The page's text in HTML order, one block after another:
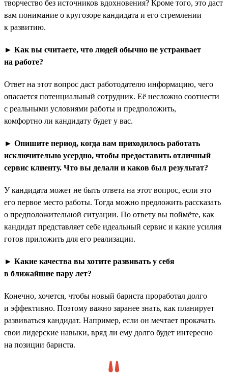
творчество без источников вдохновения? Кроме того, это даст
вам понимание о кругозоре кандидата и его стремлении
к развитию.
► Как вы считаете, что людей обычно не устраивает
на работе?
Ответ на этот вопрос даст работодателю информацию, чего
опасается потенциальный сотрудник. Её несложно соотнести
с реальными условиями работы и предположить,
комфортно ли кандидату будет у вас.
► Опишите период, когда вам приходилось работать
исключительно усердно, чтобы предоставить отличный
сервис клиенту. Что вы делали и каков был результат?
У кандидата может не быть ответа на этот вопрос, если это
его первое место работы. Тогда можно предложить рассказать
о предположительной ситуации. По ответу вы поймёте, как
кандидат представляет себе идеальный сервис и какие усилия
готов приложить для его реализации.
► Какие качества вы хотите развивать у себя
в ближайшие пару лет?
Конечно, хочется, чтобы новый бариста проработал долго
и эффективно. Поэтому важно заранее знать, как планирует
развиваться кандидат. Например, если он мечтает прокачать
свои лидерские навыки, вряд ли ему долго будет интересно
на позиции бариста.